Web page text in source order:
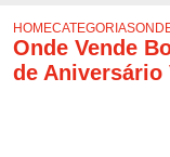
HOMECATEGORIAS
Onde Vende
de Aniversário